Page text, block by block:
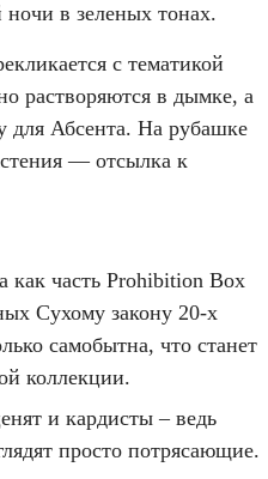
ночи в зеленых тонах.
с тематикой
растворяются в дымке, а
для Абсента. На рубашке
— отсылка к
как часть Prohibition Box
Сухому закону 20-х
самобытна, что станет
коллекции.
и кардисты – ведь
просто потрясающие.